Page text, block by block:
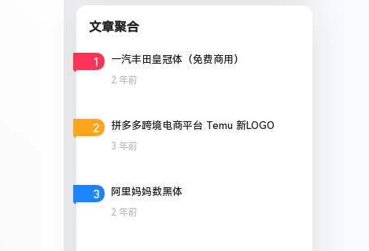
文章聚合
1 一汽丰田皇冠体（免费商用）
2 年前
2 拼多多跨境电商平台 Temu 新LOGO
3 年前
3 阿里妈妈数黑体
2 年前